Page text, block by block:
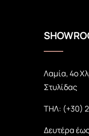
Λαμία, 4ο
Στυλίδας
ΤΗΛ: (+30)
Δευτέρα